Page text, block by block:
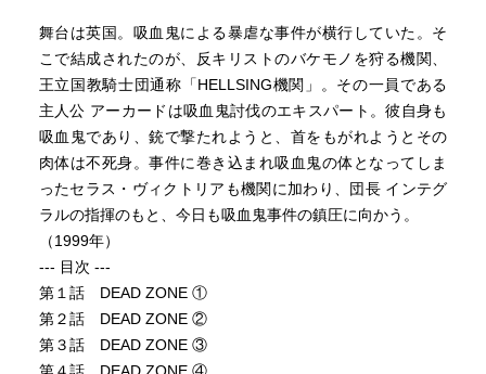
舞台は英国。吸血鬼による暴虐な事件が横行していた。そ
こで結成されたのが、反キリストのバケモノを狩る機関、
王立国教騎士団通称「HELLSING機関」。その一員である
主人公 アーカードは吸血鬼討伐のエキスパート。彼自身も
吸血鬼であり、銃で撃たれようと、首をもがれようとその
肉体は不死身。事件に巻き込まれ吸血鬼の体となってしま
ったセラス・ヴィクトリアも機関に加わり、団長 インテグ
ラルの指揮のもと、今日も吸血鬼事件の鎮圧に向かう。
（1999年）
--- 目次 ---
第１話 DEAD ZONE ①
第２話 DEAD ZONE ②
第３話 DEAD ZONE ③